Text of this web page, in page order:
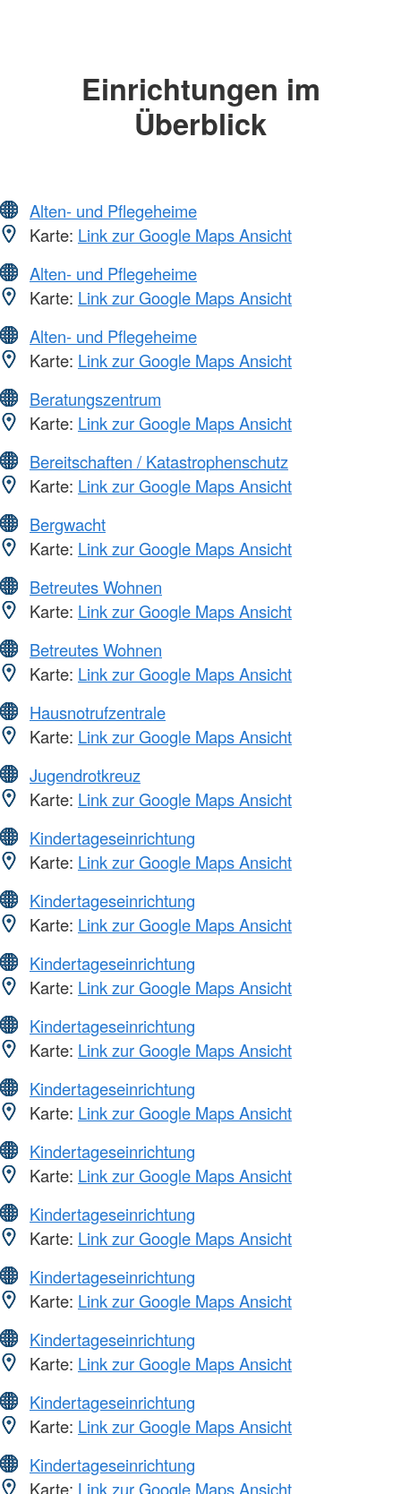
Einrichtungen im
Überblick
Alten- und Pflegeheime
Karte: Link zur Google Maps Ansicht
Alten- und Pflegeheime
Karte: Link zur Google Maps Ansicht
Alten- und Pflegeheime
Karte: Link zur Google Maps Ansicht
Beratungszentrum
Karte: Link zur Google Maps Ansicht
Bereitschaften / Katastrophenschutz
Karte: Link zur Google Maps Ansicht
Bergwacht
Karte: Link zur Google Maps Ansicht
Betreutes Wohnen
Karte: Link zur Google Maps Ansicht
Betreutes Wohnen
Karte: Link zur Google Maps Ansicht
Hausnotrufzentrale
Karte: Link zur Google Maps Ansicht
Jugendrotkreuz
Karte: Link zur Google Maps Ansicht
Kindertageseinrichtung
Karte: Link zur Google Maps Ansicht
Kindertageseinrichtung
Karte: Link zur Google Maps Ansicht
Kindertageseinrichtung
Karte: Link zur Google Maps Ansicht
Kindertageseinrichtung
Karte: Link zur Google Maps Ansicht
Kindertageseinrichtung
Karte: Link zur Google Maps Ansicht
Kindertageseinrichtung
Karte: Link zur Google Maps Ansicht
Kindertageseinrichtung
Karte: Link zur Google Maps Ansicht
Kindertageseinrichtung
Karte: Link zur Google Maps Ansicht
Kindertageseinrichtung
Karte: Link zur Google Maps Ansicht
Kindertageseinrichtung
Karte: Link zur Google Maps Ansicht
Kindertageseinrichtung
Karte: Link zur Google Maps Ansicht